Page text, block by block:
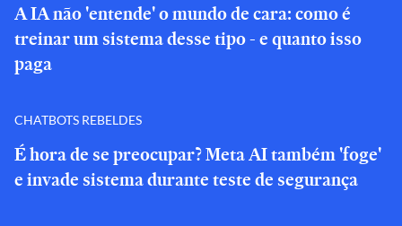
A IA não 'entende' o mundo de cara: como é
treinar um sistema desse tipo - e quanto isso
paga
CHATBOTS REBELDES
É hora de se preocupar? Meta AI também 'foge'
e invade sistema durante teste de segurança